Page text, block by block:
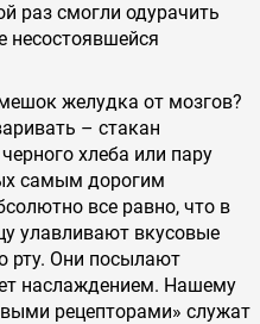
раз смогли одурачить
несостоявшейся
желудка от мозгов?
– стакан
хлеба или пару
самым дорогим
все равно, что в
улавливают вкусовые
рту. Они посылают
наслаждением. Нашему
рецепторами» служат